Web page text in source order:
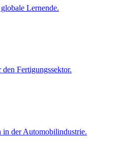
Lernende.
Fertigungssektor.
in der Automobilindustrie.